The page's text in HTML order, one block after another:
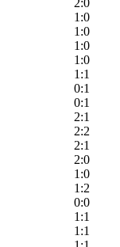
2:0
1:0
1:0
1:0
1:0
1:1
0:1
0:1
2:1
2:2
2:1
2:0
1:0
1:2
0:0
1:1
1:1